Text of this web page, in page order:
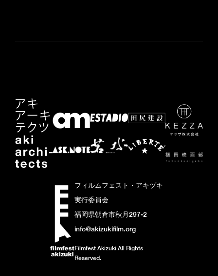
フィルムフェスト・アキヅキ
実行委員会
福岡県朝倉市秋月297-2
info@akizukifilm.org
Filmfest Akizuki All Rights
Reserved.